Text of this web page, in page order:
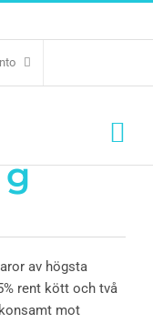
&
av högsta
rent kött och två
mot